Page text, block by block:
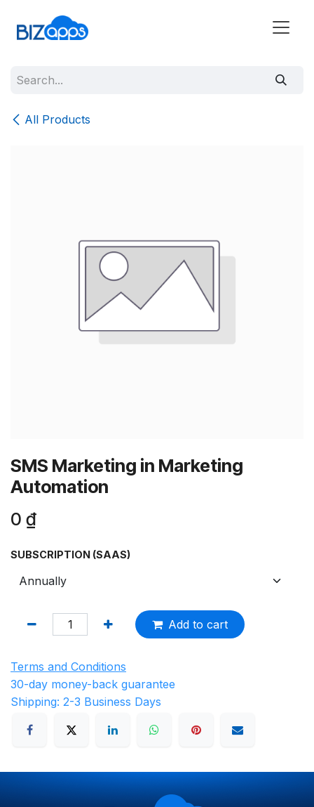
All Products
SMS Marketing in Marketing
Automation
0 ₫
SUBSCRIPTION (SAAS)
Add to cart
Terms and Conditions
30-day money-back guarantee
Shipping: 2-3 Business Days